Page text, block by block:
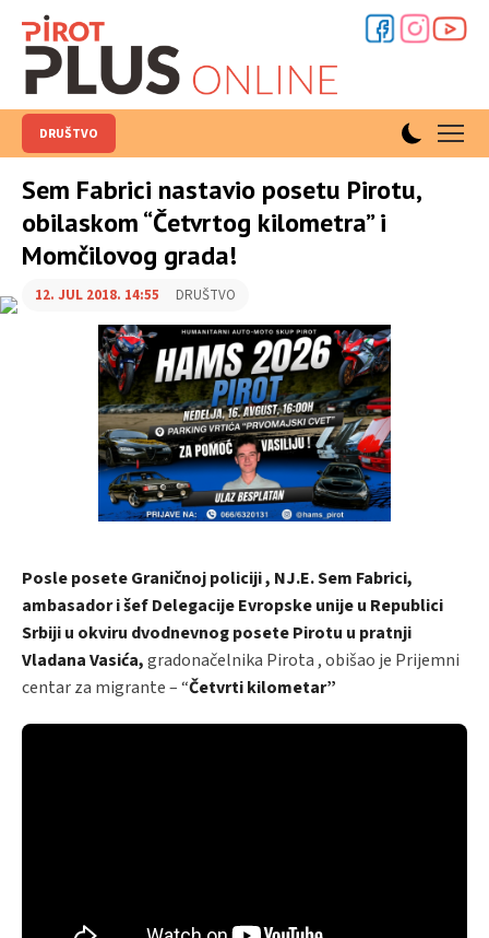
DRUŠTVO
Sem Fabrici nastavio posetu Pirotu,
obilaskom “Četvrtog kilometra” i
Momčilovog grada!
12. JUL 2018. 14:55 DRUŠTVO
Posle posete Graničnoj policiji, NJ.E. Sem Fabrici,
ambasador i šef Delegacije Evropske unije u Republici
Srbijiu okviru dvodnevnog posetePirotu u pratnji
Vladana Vasića,gradonačelnika Pirota , obišao je Prijemni
centar za migrante – “Četvrti kilometar”